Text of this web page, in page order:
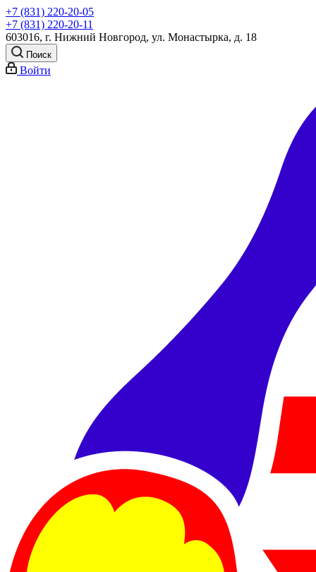
+7 (831) 220-20-05
+7 (831) 220-20-11
603016, г. Нижний Новгород, ул. Монастырка, д. 18
Поиск
Войти